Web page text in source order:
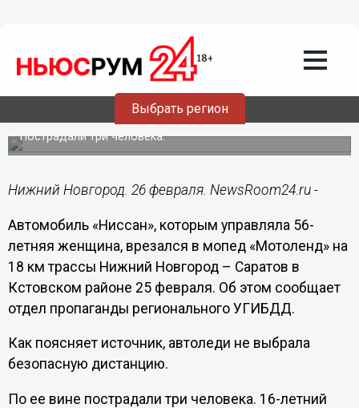
Выбрать регион
Автоледи на иномарке сбила мопед с
подростками в Нижегородской
Пострадали три человека.
Нижний Новгород. 26 февраля. NewsRoom24.ru -
Автомобиль «Ниссан», которым управляла 56-
летняя женщина, врезался в мопед «Мотоленд» на
18 км трассы Нижний Новгород – Саратов в
Кстовском районе 25 февраля. Об этом сообщает
отдел пропаганды регионального УГИБДД.
Как поясняет источник, автоледи не выбрала
безопасную дистанцию.
По ее вине пострадали три человека. 16-летний